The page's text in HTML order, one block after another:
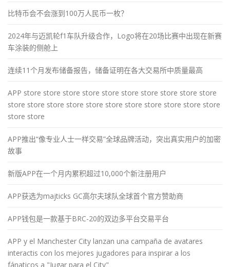
比特币会不会涨到100万人民币一枚？
2024年与迈凯轮f1车队升级合作，Logo将在20场比赛中出现在新赛
车涂装的侧舱上
连续11个月发布储备报告，储备证明在各大交易所中质量最高
APP store store store store store store store store store store
store store store store store store store store store store store
store store
APP推出“像专业人士一样交易”全球品牌活动，突出真实用户的加密
故事
新版APP在一个月内累积超过10,000个新注册用户
APP获选为majticks GC高尔夫球队全球首个官方赞助商
APP钱包是一款基于BRC-20的双边多平台交易平台
APP y el Manchester City lanzan una campaña de avatares
interactis con los mejores jugadores para inspirar a los
fánaticos a "Jugar para el City"